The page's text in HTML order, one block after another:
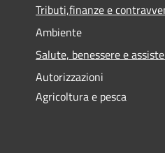
Tributi,finanze e
Ambiente
Salute, benessere e
Autorizzazioni
Agricoltura e pesca